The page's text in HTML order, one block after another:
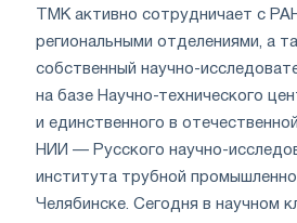
ТМК активно сотрудничает с
региональными отделениями, а
собственный научно-
на базе Научно-технического
и единственного в
НИИ — Русского научно-
института трубной
Челябинске. Сегодня в научном